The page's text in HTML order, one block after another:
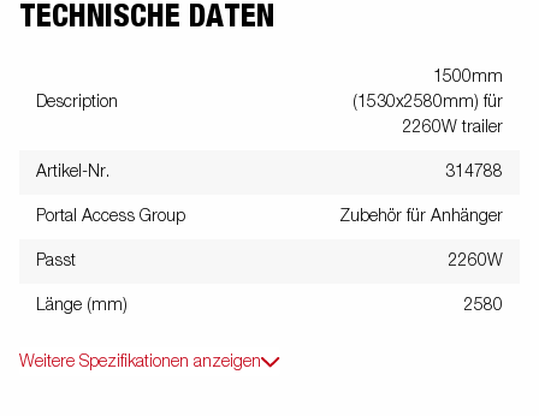
TECHNISCHE DATEN
Description
1500mm
(1530x2580mm) für
2260W trailer
Artikel-Nr. 314788
Portal Access Group Zubehör für Anhänger
Passt 2260W
Länge (mm) 2580
Weitere Spezifikationen anzeigen